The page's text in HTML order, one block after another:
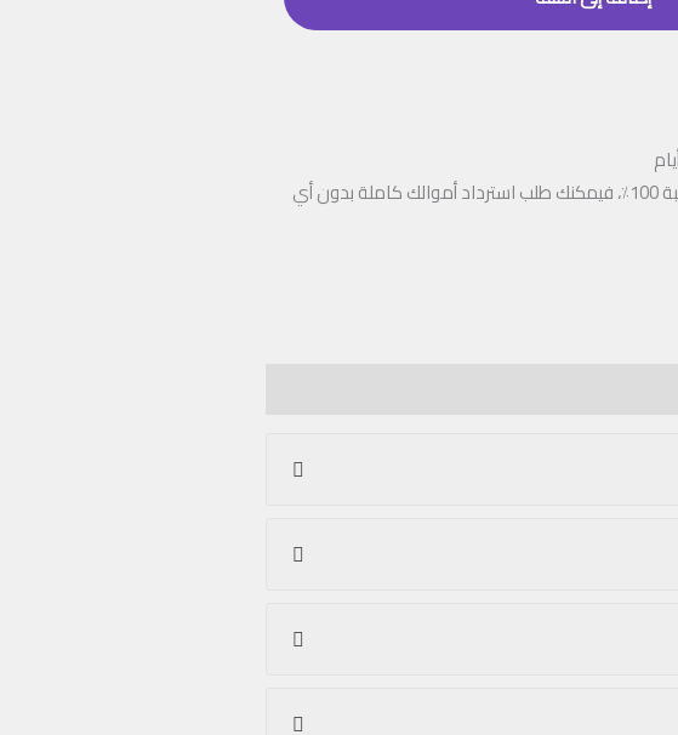
إذا لم تكن راضيًا عن منتجاتنا بنسبة 100٪، فيمكنك طلب استرداد أموالك كاملة بدون أي